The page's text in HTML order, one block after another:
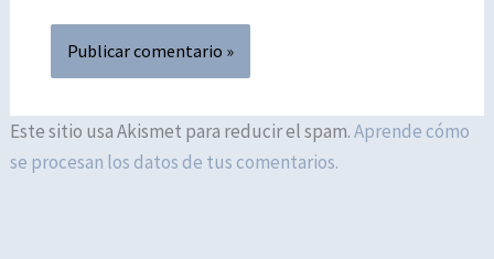
Este sitio usa Akismet para reducir el spam.Aprende cómo
se procesan los datos de tus comentarios.